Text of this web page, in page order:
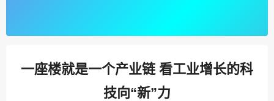
一座楼就是一个产业链 看工业增长的科
技向“新”力